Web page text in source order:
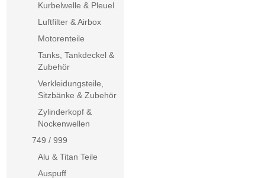
Kurbelwelle & Pleuel
Luftfilter & Airbox
Motorenteile
Tanks, Tankdeckel &
Zubehör
Verkleidungsteile,
Sitzbänke & Zubehör
Zylinderkopf &
Nockenwellen
749 / 999
Alu & Titan Teile
Auspuff